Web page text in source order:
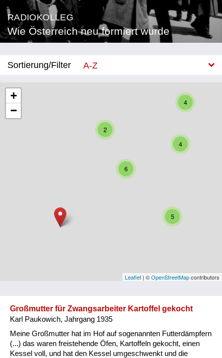
RADIOKOLLEG
Wie Österreich neu formiert wurde
Sortierung/Filter
A-Z
Burgenland
Niederösterreich
Vorarlberg
Kategorie
Besatzungsmächte
4
2
4
5
6
+
−
Leaflet | ©OpenStreetMapcontributors
Großmutter für Zwangsarbeiter Kartoffel gekocht
Karl Paukowich, Jahrgang 1935
Meine Großmutter hat im Hof auf sogenannten Futterdämpfern
(...) das waren freistehende Öfen, Kartoffeln gekocht, einen
Kessel voll, und hat den Kessel umgeschwenkt und die